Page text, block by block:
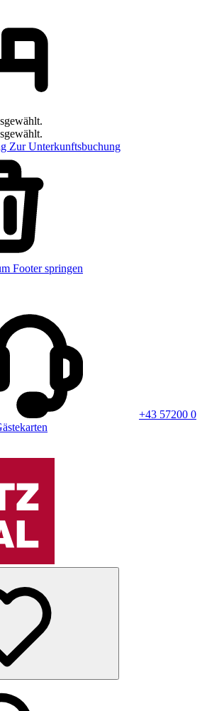
Zur Unterkunftsbuchung
Footer springen
+43 57200 0